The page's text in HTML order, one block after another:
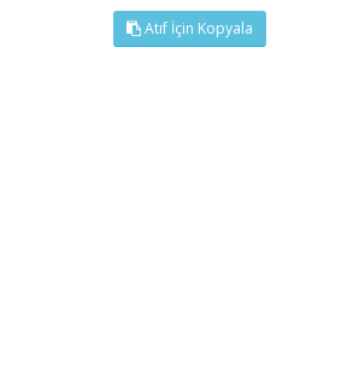
Atıf İçin Kopyala